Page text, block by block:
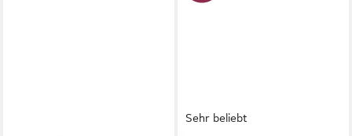
Sehr beliebt